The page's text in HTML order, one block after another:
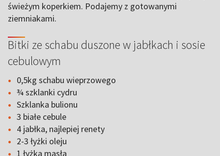
świeżym koperkiem. Podajemy z gotowanymi
ziemniakami.
Bitki ze schabu duszone w jabłkach i sosie
cebulowym
0,5kg schabu wieprzowego
¾ szklanki cydru
Szklanka bulionu
3 białe cebule
4 jabłka, najlepiej renety
2-3 łyżki oleju
1 łyżka masła